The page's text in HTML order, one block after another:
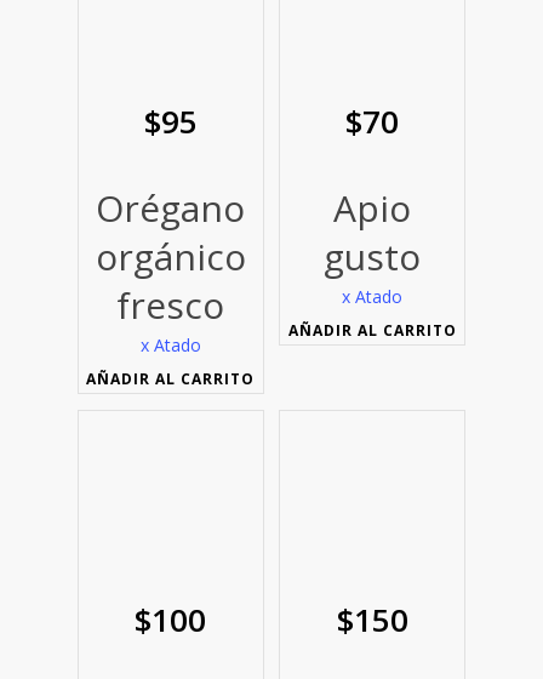
$95
Orégano
orgánico
fresco
x Atado
AÑADIR AL CARRITO
$70
Apio
gusto
x Atado
AÑADIR AL CARRITO
$100 $150